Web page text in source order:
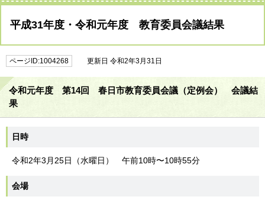
平成31年度・令和元年度 教育委員会議結果
ページID:1004268 更新日 令和2年3月31日
令和元年度 第14回 春日市教育委員会議（定例会） 会議結
果
日時
令和2年3月25日（水曜日） 午前10時〜10時55分
会場